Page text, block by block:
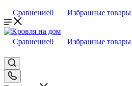
Сравнение0 Избранные товары
Сравнение0 Избранные товары